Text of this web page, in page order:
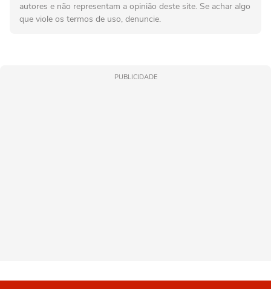
autores e não representam a opinião deste site. Se achar algo
que viole os termos de uso, denuncie.
PUBLICIDADE